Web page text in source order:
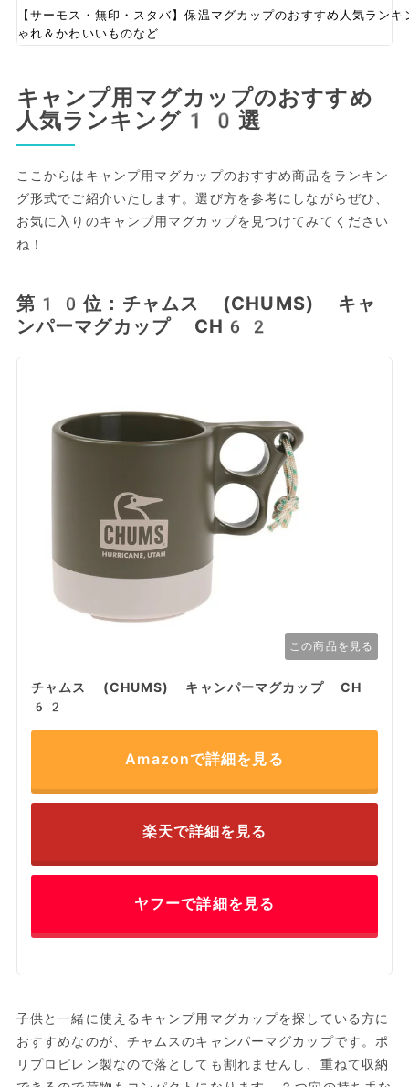
【サーモス・無印・スタバ】保温マグカップのおすすめ人気ラ
ゃれ＆かわいいものなど
キャンプ用マグカップのおすすめ
人気ランキング10選
ここからはキャンプ用マグカップのおすすめ商品をランキン
グ形式でご紹介いたします。選び方を参考にしながらぜひ、
お気に入りのキャンプ用マグカップを見つけてみてください
ね！
第10位：チャムス (CHUMS) キャ
ンパーマグカップ CH62
この商品を見る
チャムス (CHUMS) キャンパーマグカップ CH
62
Amazonで詳細を見る
楽天で詳細を見る
ヤフーで詳細を見る
子供と一緒に使えるキャンプ用マグカップを探している方に
おすすめなのが、チャムスのキャンパーマグカップです。ポ
リプロピレン製なので落としても割れませんし、重ねて収納